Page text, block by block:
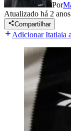
Por
Atualizado há 2 anos
Compartilhar
Adicionar Itatiaia